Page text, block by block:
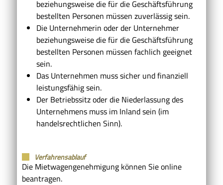
beziehungsweise die für die Geschäftsführung
bestellten Personen müssen zuverlässig sein.
Die Unternehmerin oder der Unternehmer
beziehungsweise die für die Geschäftsführung
bestellten Personen müssen fachlich geeignet
sein.
Das Unternehmen muss sicher und finanziell
leistungsfähig sein.
Der Betriebssitz oder die Niederlassung des
Unternehmens muss im Inland sein (im
handelsrechtlichen Sinn).
Verfahrensablauf
Die Mietwagengenehmigung können Sie online
beantragen.